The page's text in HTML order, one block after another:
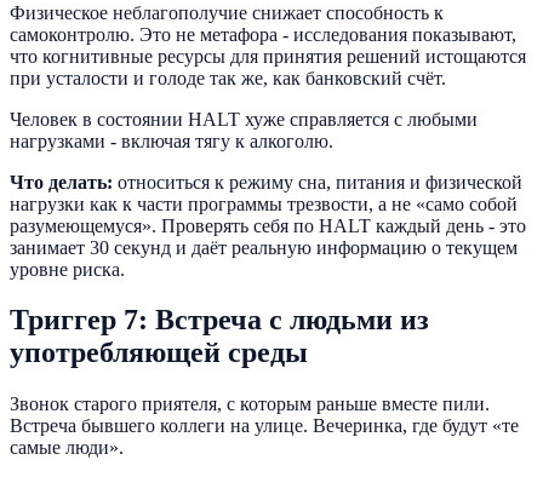
Физическое неблагополучие снижает способность к
самоконтролю. Это не метафора - исследования показывают,
что когнитивные ресурсы для принятия решений истощаются
при усталости и голоде так же, как банковский счёт.
Человек в состоянии HALT хуже справляется с любыми
нагрузками - включая тягу к алкоголю.
Что делать: относиться к режиму сна, питания и физической
нагрузки как к части программы трезвости, а не «само собой
разумеющемуся». Проверять себя по HALT каждый день - это
занимает 30 секунд и даёт реальную информацию о текущем
уровне риска.
Триггер 7: Встреча с людьми из
употребляющей среды
Звонок старого приятеля, с которым раньше вместе пили.
Встреча бывшего коллеги на улице. Вечеринка, где будут «те
самые люди».